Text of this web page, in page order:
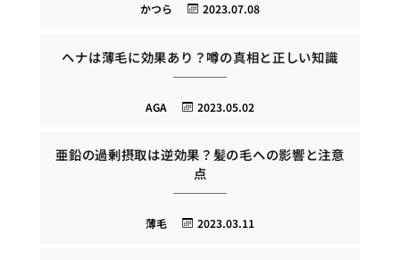
2023.07.08
かつら
ヘナは薄毛に効果あり？噂の真相と正しい知識
2023.05.02
AGA
亜鉛の過剰摂取は逆効果？髪の毛への影響と注意
点
2023.03.11
薄毛